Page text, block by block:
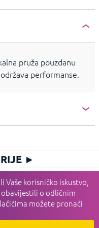
pruža pouzdanu
performanse.
korisničko iskustvo,
o odličnim
možete pronaći
►
►
I SERVIS►